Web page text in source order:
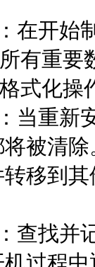
在开始
有重要
式化操
当重新
被清
移到
查找并